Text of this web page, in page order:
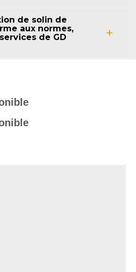
de solin de
aux normes,
de GD